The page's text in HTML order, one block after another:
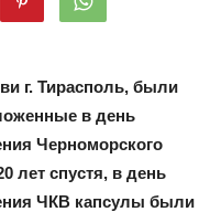
г. Тирасполь, были
в день
Черноморского
лет спустя, в день
ЧКВ капсулы были